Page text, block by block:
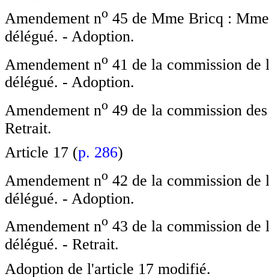
Amendement no 45 de Mme Bricq :
délégué. - Adoption.
Amendement no 41 de la commission
délégué. - Adoption.
Amendement no 49 de la commission
Retrait.
Article 17 (p. 286)
Amendement no 42 de la commission
délégué. - Adoption.
Amendement no 43 de la commission
délégué. - Retrait.
Adoption de l'article 17 modifié.